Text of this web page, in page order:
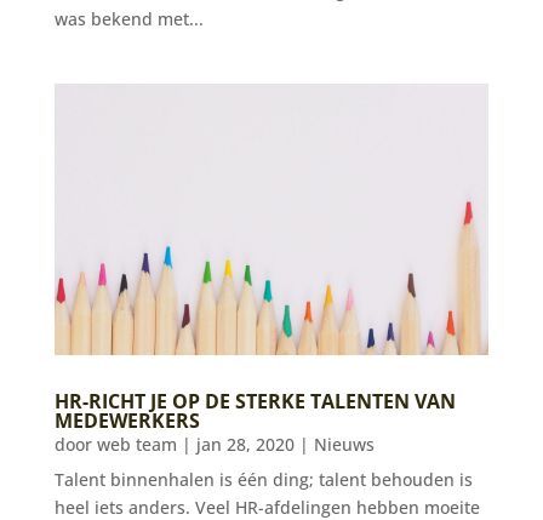
was bekend met...
HR-RICHT JE OP DE STERKE TALENTEN VAN
MEDEWERKERS
door web team | jan 28, 2020| Nieuws
Talent binnenhalen is één ding; talent behouden is
heel iets anders. Veel HR-afdelingen hebben moeite